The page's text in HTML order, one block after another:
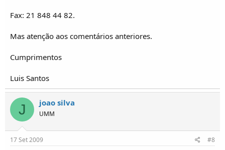
Fax: 21 848 44 82.
Mas atenção aos comentários anteriores.
Cumprimentos
Luis Santos
J joao silva
UMM
17 Set 2009 #8